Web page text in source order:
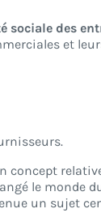
sociale des
et
concept
le
un sujet